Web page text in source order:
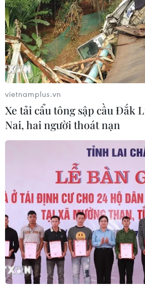
vietnamplus.vn
Xe tải cẩu tông sập cầu Đắk
Nai, hai người thoát nạn